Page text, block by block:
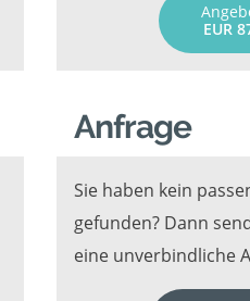
EUR
Anfrage
Sie haben kein
gefunden? Dann
eine unverbindliche